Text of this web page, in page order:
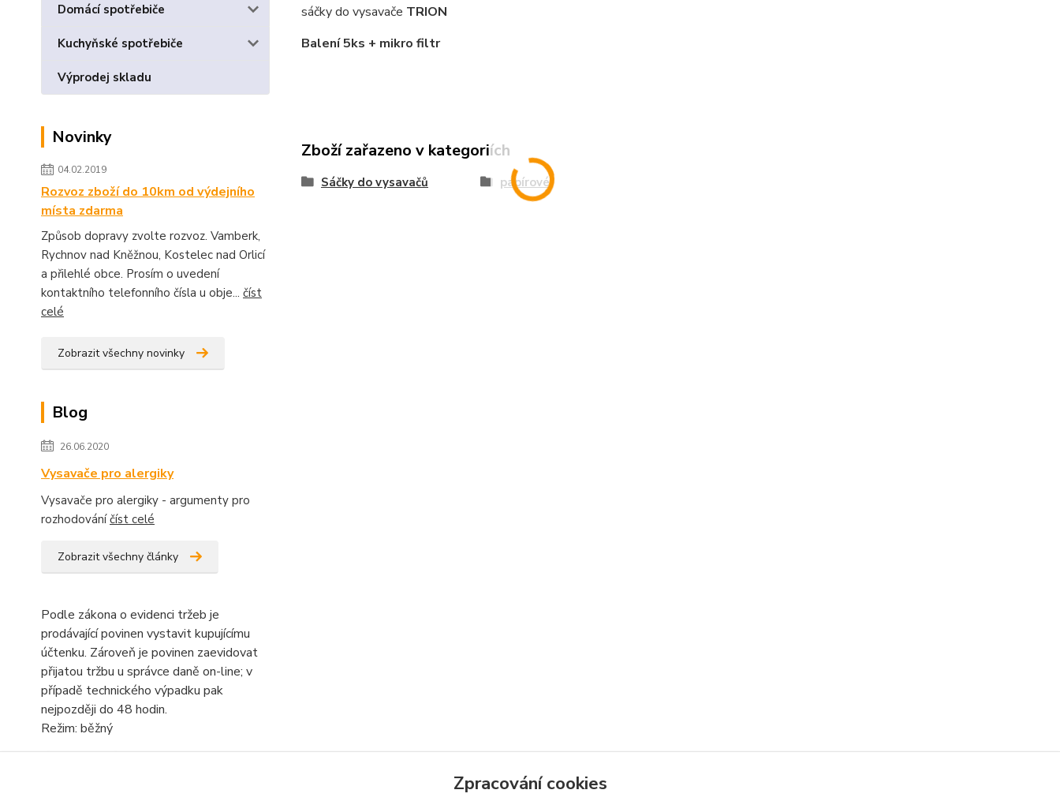
Domácí spotřebiče
Kuchyňské spotřebiče
Výprodej skladu
Novinky
04.02.2019
Rozvoz zboží do 10km od výdejního
místa zdarma
Způsob dopravy zvolte rozvoz. Vamberk,
Rychnov nad Kněžnou, Kostelec nad Orlicí
a přilehlé obce. Prosím o uvedení
kontaktního telefonního čísla u obje... číst
celé
Zobrazit všechny novinky
Blog
26.06.2020
Vysavače pro alergiky
Vysavače pro alergiky - argumenty pro
rozhodováníčíst celé
Zobrazit všechny články
Podle zákona o evidenci tržeb je
prodávající povinen vystavit kupujícímu
účtenku. Zároveň je povinen zaevidovat
přijatou tržbu u správce daně on-line; v
případě technického výpadku pak
nejpozději do 48 hodin.
Režim: běžný
sáčky do vysavače TRION
Balení 5ks + mikro filtr
Zboží zařazeno v kategoriích
Sáčky do vysavačů papírové
Zpracování cookies